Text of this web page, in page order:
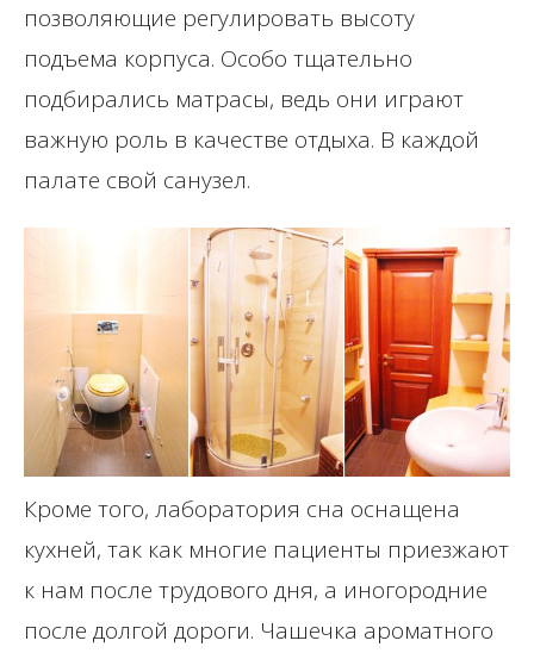
позволяющие регулировать высоту
подъема корпуса. Особо тщательно
подбирались матрасы, ведь они играют
важную роль в качестве отдыха. В каждой
палате свой санузел.
Кроме того, лаборатория сна оснащена
кухней, так как многие пациенты приезжают
к нам после трудового дня, а иногородние
после долгой дороги. Чашечка ароматного